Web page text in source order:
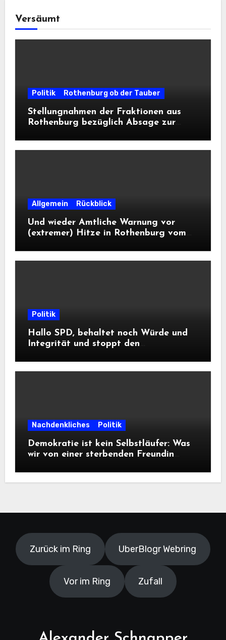
Versäumt
Politik Rothenburg ob der Tauber
Stellungnahmen der Fraktionen aus
Rothenburg bezüglich Absage zur
Allgemein Rückblick
Und wieder Amtliche Warnung vor
(extremer) Hitze in Rothenburg vom
Politik
Hallo SPD, behaltet noch Würde und
Integrität und stoppt den
Informationsfreiheit!
Nachdenkliches Politik
Demokratie ist kein Selbstläufer: Was
wir von einer sterbenden Freundin
Zurück im Ring UberBlogr Webring
Vor im Ring Zufall